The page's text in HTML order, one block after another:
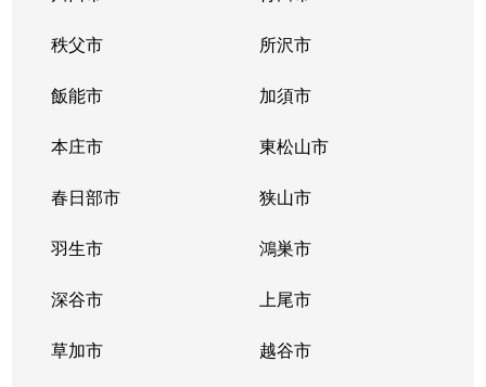
秩父市 所沢市
飯能市 加須市
本庄市 東松山市
春日部市 狭山市
羽生市 鴻巣市
深谷市 上尾市
草加市 越谷市